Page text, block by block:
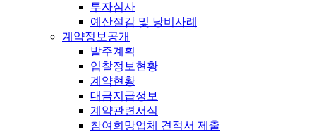
투자심사
예산절감 및 낭비사례
계약정보공개
발주계획
입찰정보현황
계약현황
대금지급정보
계약관련서식
참여희망업체 견적서 제출